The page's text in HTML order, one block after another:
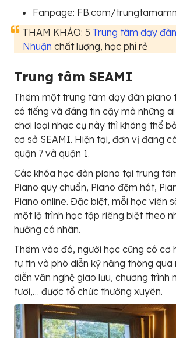
Fanpage: FB.com/
THAM KHẢO: 5 Trung tâm dạy
Nhuận chất lượng, học phí rẻ
Trung tâm SEAMI
Thêm một trung tâm dạy đàn piano
có tiếng và đáng tin cậy mà những
chơi loại nhạc cụ này thì không thể
cơ sở SEAMI. Hiện tại, đơn vị đang
quận 7 và quận 1.
Các khóa học đàn piano tại trung
Piano quy chuẩn, Piano đệm hát,
Piano online. Đặc biệt, mỗi học viên
một lộ trình học tập riêng biệt theo
hướng cá nhân.
Thêm vào đó, người học cũng có cơ
tự tin và phô diễn kỹ năng thông qua
diễn văn nghệ giao lưu, chương trình
tươi,… được tổ chức thường xuyên.